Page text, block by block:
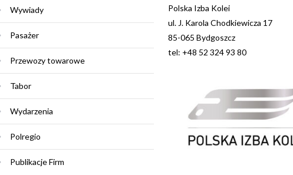
Wywiady
Pasażer
Przewozy towarowe
Tabor
Wydarzenia
Polregio
Publikacje Firm
Polska Izba Kolei
ul. J. Karola Chodkiewicza 17
85-065 Bydgoszcz
tel: +48 52 324 93 80